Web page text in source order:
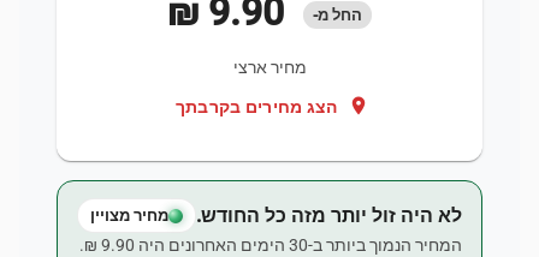
החל מ-
מחיר ארצי
location_on הצג מחירים בקרבתך
לא היה זול יותר מזה כל החודש. מחיר מצויין
המחיר הנמוך ביותר ב-30 הימים האחרונים היה ‏9.90 ‏₪.